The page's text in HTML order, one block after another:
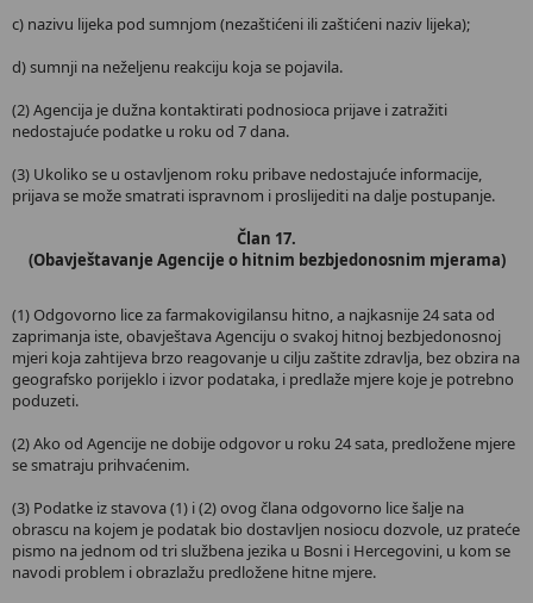
c) nazivu lijeka pod sumnjom (nezaštićeni ili zaštićeni naziv lijeka);
d) sumnji na neželjenu reakciju koja se pojavila.
(2) Agencija je dužna kontaktirati podnosioca prijave i zatražiti
nedostajuće podatke u roku od 7 dana.
(3) Ukoliko se u ostavljenom roku pribave nedostajuće informacije,
prijava se može smatrati ispravnom i proslijediti na dalje postupanje.
Član 17.
(Obavještavanje Agencije o hitnim bezbjedonosnim mjerama)
(1) Odgovorno lice za farmakovigilansu hitno, a najkasnije 24 sata od
zaprimanja iste, obavještava Agenciju o svakoj hitnoj bezbjedonosnoj
mjeri koja zahtijeva brzo reagovanje u cilju zaštite zdravlja, bez obzira na
geografsko porijeklo i izvor podataka, i predlaže mjere koje je potrebno
poduzeti.
(2) Ako od Agencije ne dobije odgovor u roku 24 sata, predložene mjere
se smatraju prihvaćenim.
(3) Podatke iz stavova (1) i (2) ovog člana odgovorno lice šalje na
obrascu na kojem je podatak bio dostavljen nosiocu dozvole, uz prateće
pismo na jednom od tri službena jezika u Bosni i Hercegovini, u kom se
navodi problem i obrazlažu predložene hitne mjere.